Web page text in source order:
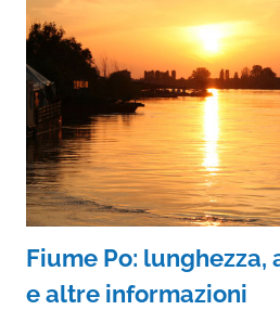
Fiume Po:
e altre informazioni